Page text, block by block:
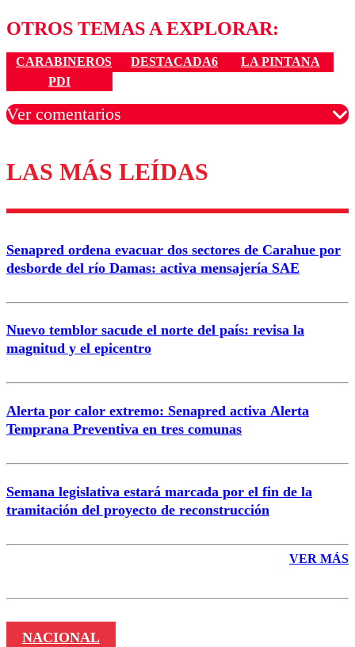
OTROS TEMAS A EXPLORAR:
CARABINEROS DESTACADA6
LA PINTANA
PDI
Ver comentarios
Los comentarios son moderados para garantizar un
diálogo respetuoso.
Correo
LAS MÁS LEÍDAS
Senapred ordena evacuar dos sectores de Carahue por
desborde del río Damas: activa mensajería SAE
Nuevo temblor sacude el norte del país: revisa la
magnitud y el epicentro
Alerta por calor extremo: Senapred activa Alerta
Temprana Preventiva en tres comunas
Semana legislativa estará marcada por el fin de la
tramitación del proyecto de reconstrucción
VER MÁS
NACIONAL